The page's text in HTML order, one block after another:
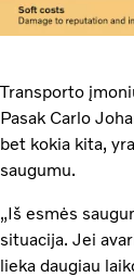
Transporto
Pasak Carlo
bet kokia kita,
saugumu.
„Iš esmės
situacija. Jei
lieka daugiau